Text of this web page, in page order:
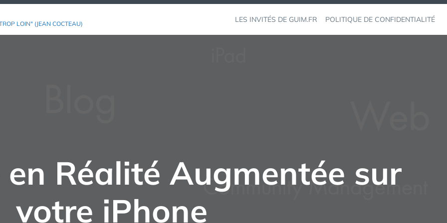
LOIN" (JEAN COCTEAU) LES INVITÉS DE GUIM.FR POLITIQUE DE CONFIDENTIALITÉ
Réalité Augmentée sur
votre iPhone